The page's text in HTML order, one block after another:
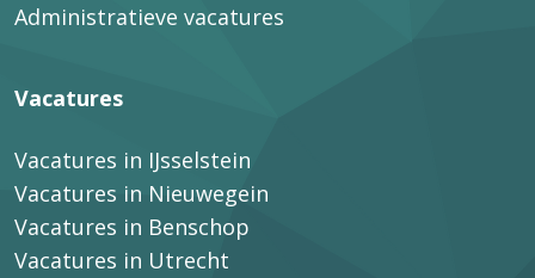
Administratieve vacatures
Vacatures
Vacatures in IJsselstein
Vacatures in Nieuwegein
Vacatures in Benschop
Vacatures in Utrecht